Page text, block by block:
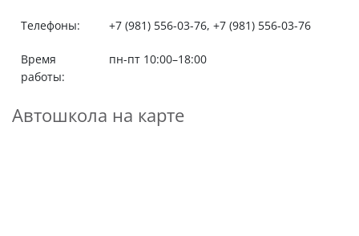
Телефоны: +7 (981) 556-03-76, +7 (981) 556-03-76
Время
работы:
пн-пт 10:00–18:00
Автошкола на карте